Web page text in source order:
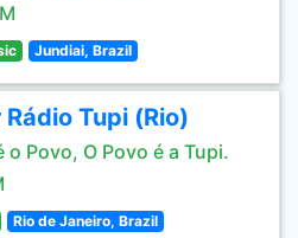
Jundiai, Brazil
Rádio Tupi (Rio)
o Povo, O Povo é a Tupi.
Rio de Janeiro, Brazil